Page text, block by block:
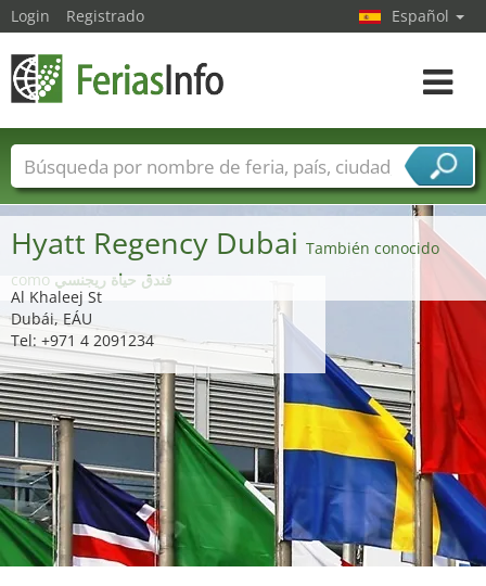
Hyatt Regency Dubai También conocido
como فندق حياة ريجنسي
Al Khaleej St
Dubái, EÁU
Tel: +971 4 2091234
Login Registrado Español
toggle
Nombres de ferias Países
Ciudades
Sectores de ferias
Sectores de proveedor de servicios